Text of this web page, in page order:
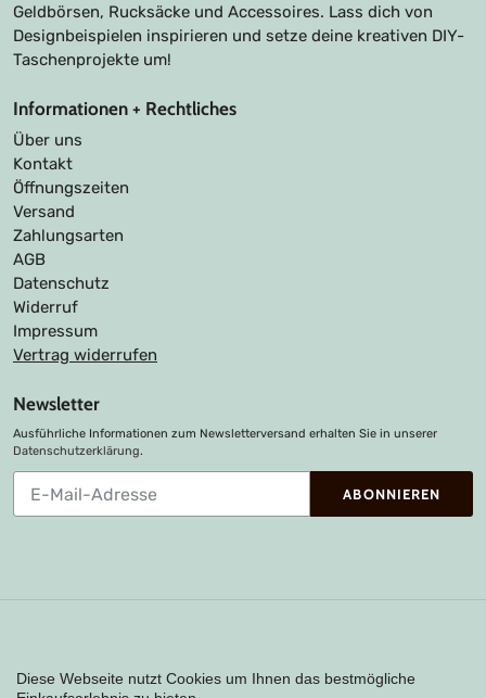
Geldbörsen, Rucksäcke und Accessoires. Lass dich von
Designbeispielen inspirieren und setze deine kreativen DIY-
Taschenprojekte um!
Informationen + Rechtliches
Über uns
Kontakt
Öffnungszeiten
Versand
Zahlungsarten
AGB
Datenschutz
Widerruf
Impressum
Vertrag widerrufen
Newsletter
Ausführliche Informationen zum Newsletterversand erhalten Sie in unserer
Datenschutzerklärung.
unsere
ABONNIEREN
Diese Webseite nutzt Cookies um Ihnen das bestmögliche